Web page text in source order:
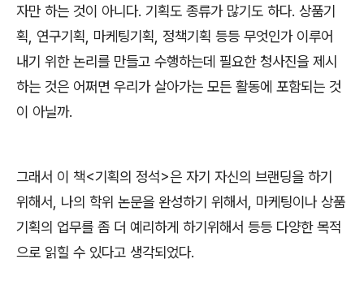
자만 하는 것이 아니다. 기획도 종류가 많기도 하다. 상품기
획, 연구기획, 마케팅기획, 정책기획 등등 무엇인가 이루어
내기 위한 논리를 만들고 수행하는데 필요한 청사진을 제시
하는 것은 어쩌면 우리가 살아가는 모든 활동에 포함되는 것
이 아닐까.
그래서 이 책<기획의 정석>은 자기 자신의 브랜딩을 하기
위해서, 나의 학위 논문을 완성하기 위해서, 마케팅이나 상품
기획의 업무를 좀 더 예리하게 하기위해서 등등 다양한 목적
으로 읽힐 수 있다고 생각되었다.